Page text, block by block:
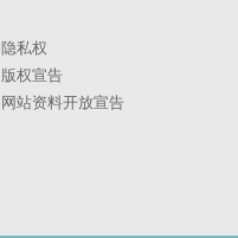
隐私权
版权宣告
网站资料开放宣告